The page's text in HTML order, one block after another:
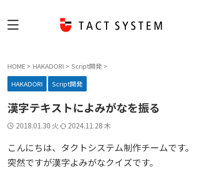
HOME > HAKADORI > Script開発 >
HAKADORI
Script開発
漢字テキストによみがなを振る
2018.01.30 火 2024.11.28 木
こんにちは、タクトシステム制作チームです。
突然ですが漢字よみがなクイズです。